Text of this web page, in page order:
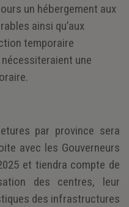
un hébergement aux
ainsi qu’aux
temporaire
une
par province sera
avec les Gouverneurs
et tiendra compte de
des centres, leur
des infrastructures